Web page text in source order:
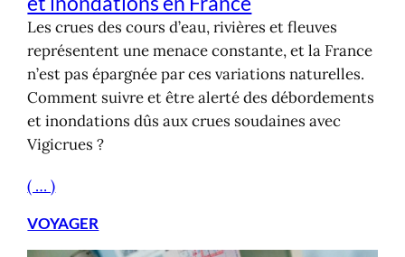
Les crues des cours d’eau, rivières et fleuves
représentent une menace constante, et la France
n’est pas épargnée par ces variations naturelles.
Comment suivre et être alerté des débordements
et inondations dûs aux crues soudaines avec
Vigicrues ?
( … )
VOYAGER